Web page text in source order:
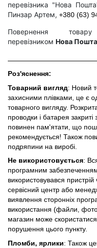
перевізника "Нова
Пинзар Артем, +380 (63)
Повернення
перевізником Нова Пошта
Роз'яснення:
Товарний вигляд: Новий
захисними плівками, це є
товарного вигляду.
проводки і батарея
повинен пам'ятати, що
рекомендується! Також
подряпини на виробі.
Не використовується:
програмним
використовувався
сервісний центр або
виявлення сторонніх
використання (файли,
магазин може
порушення цього пункту.
Пломби, ярлики: Також